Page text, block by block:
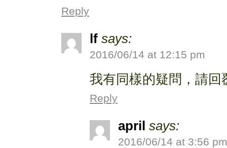
Reply
lf says:
2016/06/14 at 12:15 pm
我有同樣的疑問，請回
Reply
april says:
2016/06/14 at 3:56 pm